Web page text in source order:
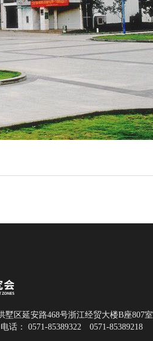
墅区延安路468号浙江经贸大楼B座807室
电话： 0571-85389322 0571-85389218